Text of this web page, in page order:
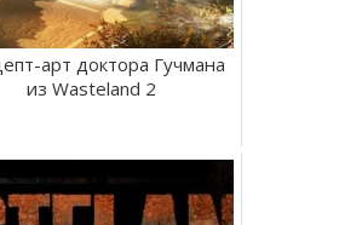
арт доктора Гучмана
из Wasteland 2